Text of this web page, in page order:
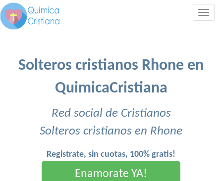
Solteros cristianos Rhone en
QuimicaCristiana
Red social de Cristianos
Solteros cristianos en Rhone
Registrate, sin cuotas, 100% gratis!
Enamorate YA!